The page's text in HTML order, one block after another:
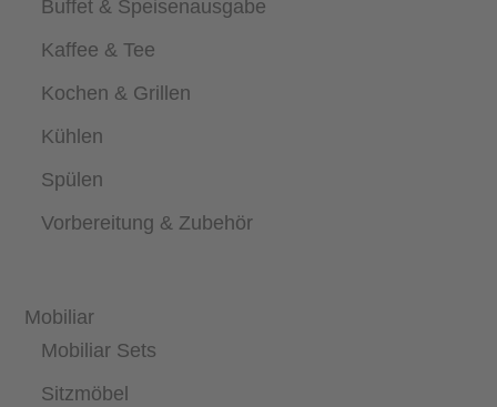
Buffet & Speisenausgabe
Kaffee & Tee
Kochen & Grillen
Kühlen
Spülen
Vorbereitung & Zubehör
Mobiliar
Mobiliar Sets
Sitzmöbel